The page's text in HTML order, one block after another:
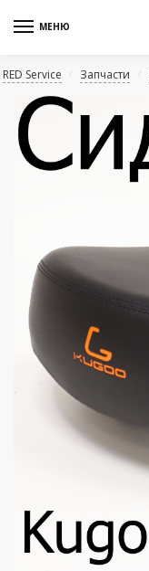
МЕНЮ
RED Service / Запчасти /